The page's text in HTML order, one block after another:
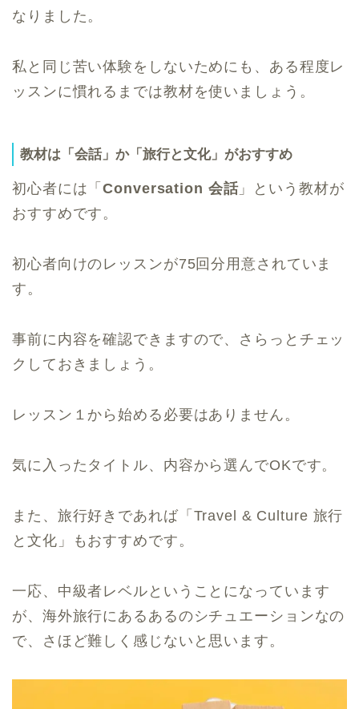
なりました。
私と同じ苦い体験をしないためにも、ある程度レ
ッスンに慣れるまでは教材を使いましょう。
教材は「会話」か「旅行と文化」がおすすめ
初心者には「Conversation 会話」という教材が
おすすめです。
初心者向けのレッスンが75回分用意されていま
す。
事前に内容を確認できますので、さらっとチェッ
クしておきましょう。
レッスン１から始める必要はありません。
気に入ったタイトル、内容から選んでOKです。
また、旅行好きであれば「Travel & Culture 旅行
と文化」もおすすめです。
一応、中級者レベルということになっています
が、海外旅行にあるあるのシチュエーションなの
で、さほど難しく感じないと思います。